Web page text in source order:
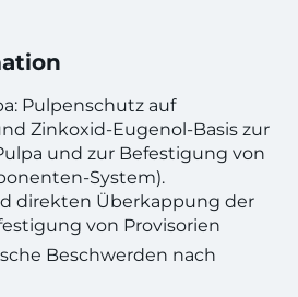
Pulpenschutz auf
Zinkoxid-Eugenol-Basis zur
und zur Befestigung von
System).
direkten Überkappung der
von Provisorien
Beschwerden nach